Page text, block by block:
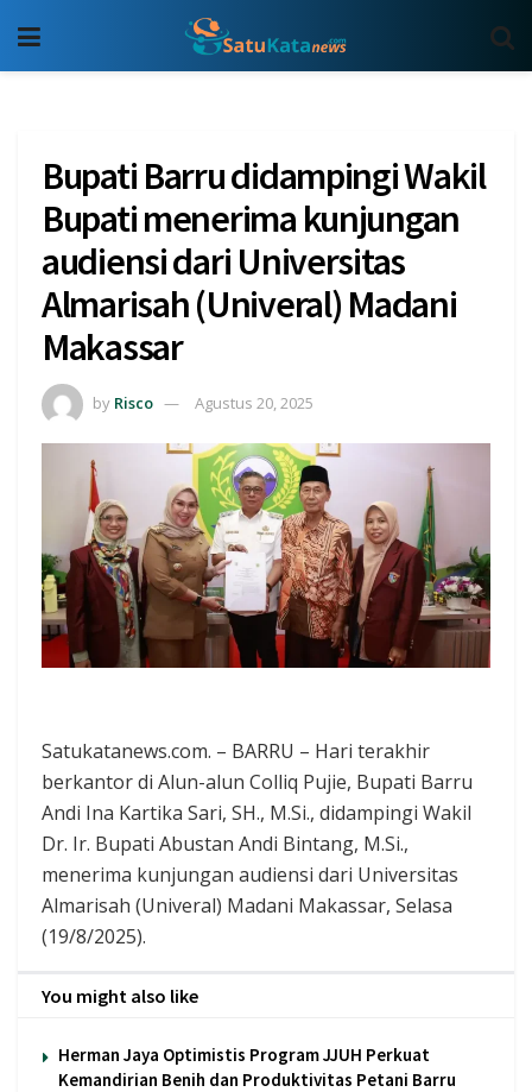
Bupati Barru didampingi Wakil
Bupati menerima kunjungan
audiensi dari Universitas
Almarisah (Univeral) Madani
Makassar
by Risco Agustus 20, 2025
Satukatanews.com. – BARRU – Hari terakhir
berkantor di Alun-alun Colliq Pujie, Bupati Barru
Andi Ina Kartika Sari, SH., M.Si., didampingi Wakil
Dr. Ir. Bupati Abustan Andi Bintang, M.Si.,
menerima kunjungan audiensi dari Universitas
Almarisah (Univeral) Madani Makassar, Selasa
(19/8/2025).
You might also like
Herman Jaya Optimistis Program JJUH Perkuat
Kemandirian Benih dan Produktivitas Petani Barru